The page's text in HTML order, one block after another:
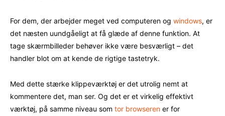
For dem, der arbejder meget ved computeren og windows, er
det næsten uundgåeligt at få glæde af denne funktion. At
tage skærmbilleder behøver ikke være besværligt – det
handler blot om at kende de rigtige tastetryk.
Med dette stærke klippeværktøj er det utrolig nemt at
kommentere det, man ser. Og det er et virkelig effektivt
værktøj, på samme niveau som tor browseren er for